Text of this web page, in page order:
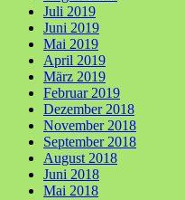
Juli 2019
Juni 2019
Mai 2019
April 2019
März 2019
Februar 2019
Dezember 2018
November 2018
September 2018
August 2018
Juni 2018
Mai 2018